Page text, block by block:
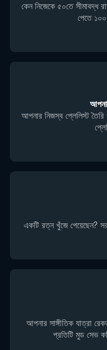
কেন নিজেকে ৫০তে সীমাবদ্ধ
পেতে
আপনার নিজস্ব প্লেলিস্ট
একটি রত্ন খুঁজে পেয়েছেন?
আপনার সাঙ্গীতিক যাত্রা
প্রতিটি মুড সেভ